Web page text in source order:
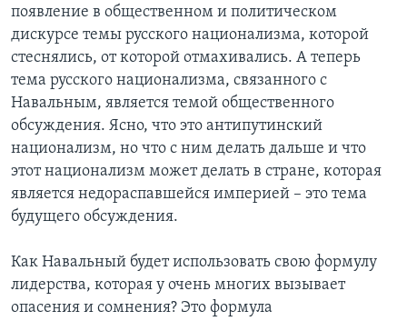
появление в общественном и политическом
дискурсе темы русского национализма, которой
стеснялись, от которой отмахивались. А теперь
тема русского национализма, связанного с
Навальным, является темой общественного
обсуждения. Ясно, что это антипутинский
национализм, но что с ним делать дальше и что
этот национализм может делать в стране, которая
является недораспавшейся империей – это тема
будущего обсуждения.
Как Навальный будет использовать свою формулу
лидерства, которая у очень многих вызывает
опасения и сомнения? Это формула